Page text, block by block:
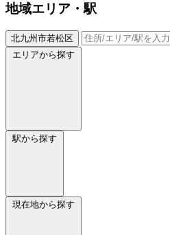
地域エリア・駅
北九州市若松区
エリアから探す
駅から探す
現在地から探す